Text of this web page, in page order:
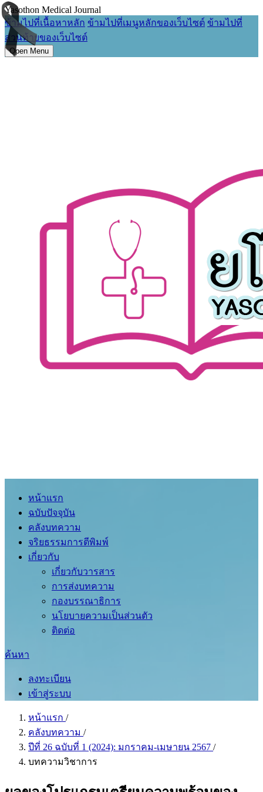
Yasothon Medical Journal
ข้ามไปที่เนื้อหาหลัก ข้ามไปที่เมนูหลักของเว็บไซต์ ข้ามไปที่
ส่วนท้ายของเว็บไซต์
Open Menu
หน้าแรก
ฉบับปัจจุบัน
คลังบทความ
จริยธรรมการตีพิมพ์
เกี่ยวกับ
เกี่ยวกับวารสาร
การส่งบทความ
กองบรรณาธิการ
นโยบายความเป็นส่วนตัว
ติดต่อ
ค้นหา
ลงทะเบียน
เข้าสู่ระบบ
หน้าแรก /
คลังบทความ /
ปีที่ 26 ฉบับที่ 1 (2024): มกราคม-เมษายน 2567 /
บทความวิชาการ